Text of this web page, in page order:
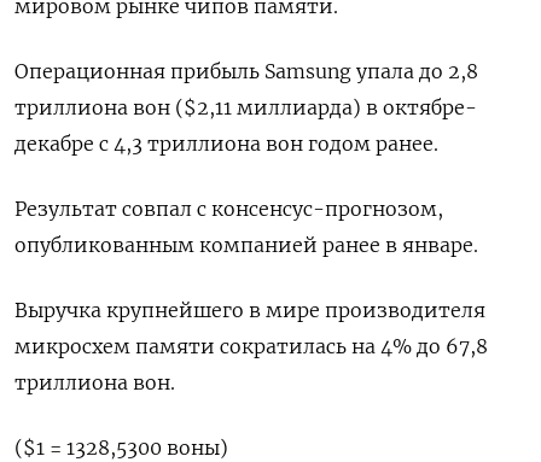
мировом рынке чипов памяти.
Операционная прибыль Samsung упала до 2,8
триллиона вон ($2,11 миллиарда) в октябре-
декабре с 4,3 триллиона вон годом ранее.
Результат совпал с консенсус-прогнозом,
опубликованным компанией ранее в январе.
Выручка крупнейшего в мире производителя
микросхем памяти сократилась на 4% до 67,8
триллиона вон.
($1 = 1328,5300 воны)